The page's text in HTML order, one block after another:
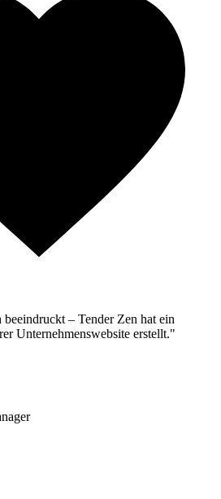
– Tender Zen hat ein
Unternehmenswebsite erstellt."